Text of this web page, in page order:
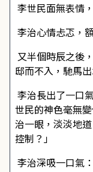
李世民面無表情
李治心情忐忑，
又半個時辰之後
邸而不入，馳馬
李治長出了一口
世民的神色毫無
治一眼，淡淡地
控制？」
李治深吸一口氣